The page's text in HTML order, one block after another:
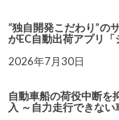
“独自開発こだわり”の
がEC自動出荷アプリ「
2026年7月30日
自動車船の荷役中断を
入 ～自力走行できな